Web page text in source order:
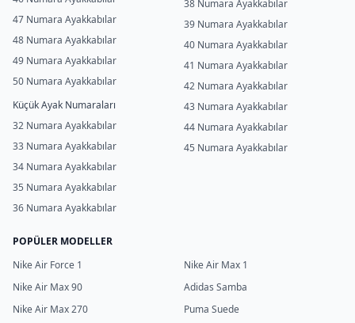
47 Numara Ayakkabılar
48 Numara Ayakkabılar
49 Numara Ayakkabılar
50 Numara Ayakkabılar
Küçük Ayak Numaraları
32 Numara Ayakkabılar
33 Numara Ayakkabılar
34 Numara Ayakkabılar
35 Numara Ayakkabılar
36 Numara Ayakkabılar
38 Numara Ayakkabılar
39 Numara Ayakkabılar
40 Numara Ayakkabılar
41 Numara Ayakkabılar
42 Numara Ayakkabılar
43 Numara Ayakkabılar
44 Numara Ayakkabılar
45 Numara Ayakkabılar
POPÜLER MODELLER
Nike Air Force 1
Nike Air Max 90
Nike Air Max 270
Nike Air Max 1
Adidas Samba
Puma Suede